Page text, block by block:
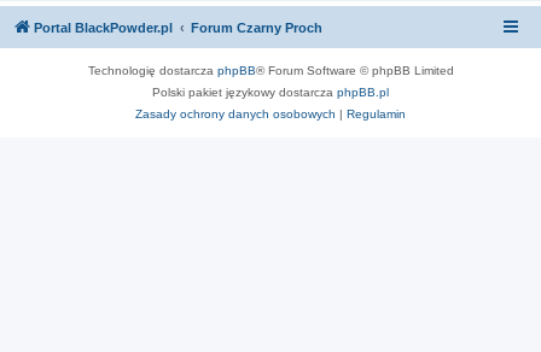
Portal BlackPowder.pl Forum Czarny Proch
Technologię dostarcza phpBB® Forum Software © phpBB Limited
Polski pakiet językowy dostarcza phpBB.pl
Zasady ochrony danych osobowych | Regulamin